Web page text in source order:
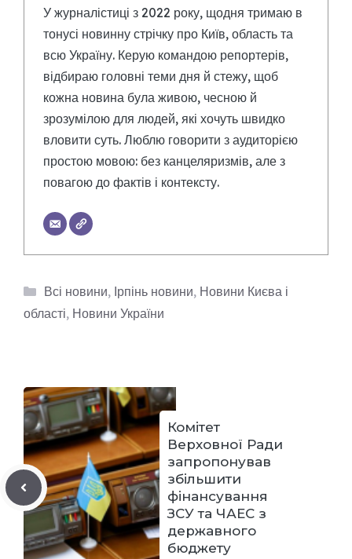
У журналістиці з 2022 року, щодня тримаю в
тонусі новинну стрічку про Київ, область та
всю Україну. Керую командою репортерів,
відбираю головні теми дня й стежу, щоб
кожна новина була живою, чесною й
зрозумілою для людей, які хочуть швидко
вловити суть. Люблю говорити з аудиторією
простою мовою: без канцеляризмів, але з
повагою до фактів і контексту.
Категорії
Всі новини, Ірпінь новини, Новини Києва і
області, Новини України
Комітет
Верховної Ради
запропонував
збільшити
фінансування
ЗСУ та ЧАЕС з
державного
бюджету